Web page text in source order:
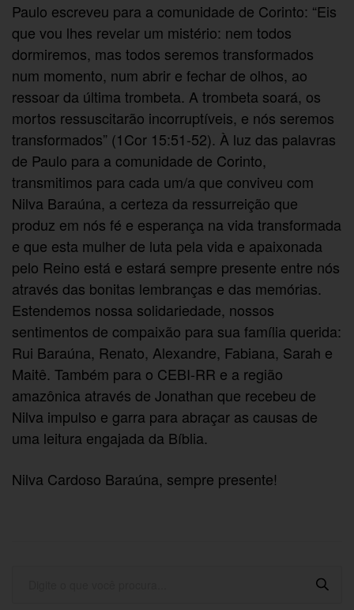
Paulo escreveu para a comunidade de Corinto: “Eis
que vou lhes revelar um mistério: nem todos
dormiremos, mas todos seremos transformados
num momento, num abrir e fechar de olhos, ao
ressoar da última trombeta. A trombeta soará, os
mortos ressuscitarão incorruptíveis, e nós seremos
transformados” (1Cor 15:51-52). À luz das palavras
de Paulo para a comunidade de Corinto,
transmitimos para cada um/a que conviveu com
Nilva Baraúna, a certeza da ressurreição que
produz em nós fé e esperança na vida transformada
e que esta mulher de luta pela vida e apaixonada
pelo Reino está e estará sempre presente entre nós
através das bonitas lembranças e das memórias.
Estendemos nossa solidariedade, nossos
sentimentos de compaixão para sua família querida:
Rui Baraúna, Renato, Alexandre, Fabiana, Sarah e
Maitê. Também para o CEBI-RR e a região
amazônica através de Jonathan que recebeu de
Nilva impulso e garra para abraçar as causas de
uma leitura engajada da Bíblia.
Nilva Cardoso Baraúna, sempre presente!